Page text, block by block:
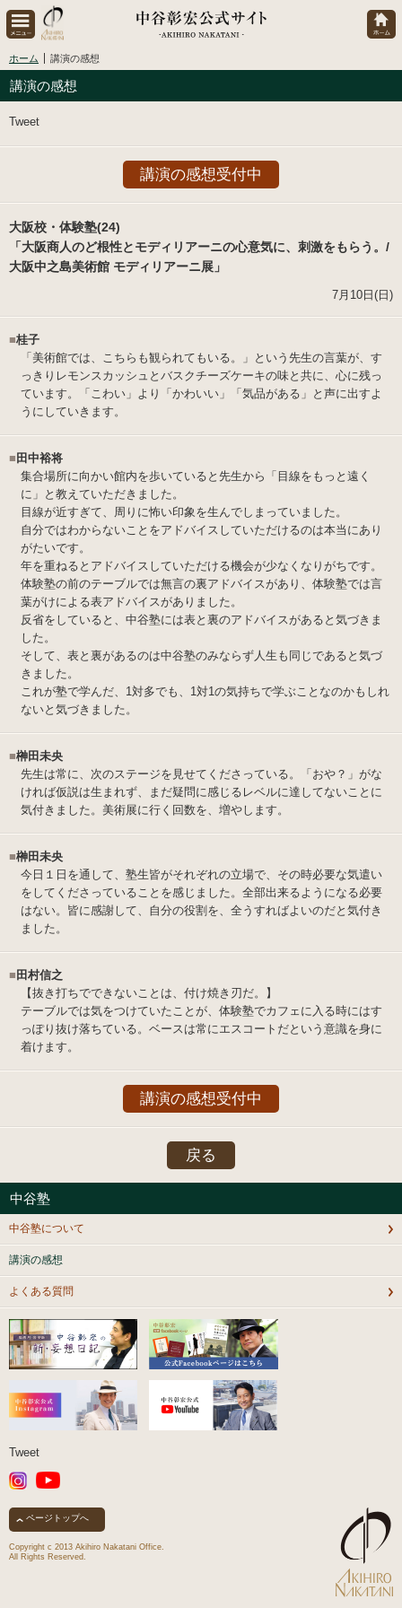
ホーム 講演の感想
講演の感想
Tweet
講演の感想受付中
大阪校・体験塾(24)
「大阪商人のど根性とモディリアーニの心意気に、刺激をもらう。/
大阪中之島美術館 モディリアーニ展」
7月10日(日)
■桂子
「美術館では、こちらも観られてもいる。」という先生の言葉が、す
っきりレモンスカッシュとバスクチーズケーキの味と共に、心に残っ
ています。「こわい」より「かわいい」「気品がある」と声に出すよ
うにしていきます。
■ 田中裕将
集合場所に向かい館内を歩いていると先生から「目線をもっと遠く
に」と教えていただきました。
目線が近すぎて、周りに怖い印象を生んでしまっていました。
自分ではわからないことをアドバイスしていただけるのは本当にあり
がたいです。
年を重ねるとアドバイスしていただける機会が少なくなりがちです。
体験塾の前のテーブルでは無言の裏アドバイスがあり、体験塾では言
葉がけによる表アドバイスがありました。
反省をしていると、中谷塾には表と裏のアドバイスがあると気づきま
した。
そして、表と裏があるのは中谷塾のみならず人生も同じであると気づ
きました。
これが塾で学んだ、1対多でも、1対1の気持ちで学ぶことなのかもしれ
ないと気づきました。
■榊田未央
先生は常に、次のステージを見せてくださっている。「おや？」がな
ければ仮説は生まれず、まだ疑問に感じるレベルに達してないことに
気付きました。美術展に行く回数を、増やします。
■榊田未央
今日１日を通して、塾生皆がそれぞれの立場で、その時必要な気遣い
をしてくださっていることを感じました。全部出来るようになる必要
はない。皆に感謝して、自分の役割を、全うすればよいのだと気付き
ました。
■ 田村信之
【抜き打ちでできないことは、付け焼き刃だ。】
テーブルでは気をつけていたことが、体験塾でカフェに入る時にはす
っぽり抜け落ちている。ベースは常にエスコートだという意識を身に
着けます。
講演の感想受付中
戻る
中谷塾
中谷塾について
講演の感想
よくある質問
Tweet
ページトップへ
Copyright c 2013 Akihiro Nakatani Office.
All Rights Reserved.